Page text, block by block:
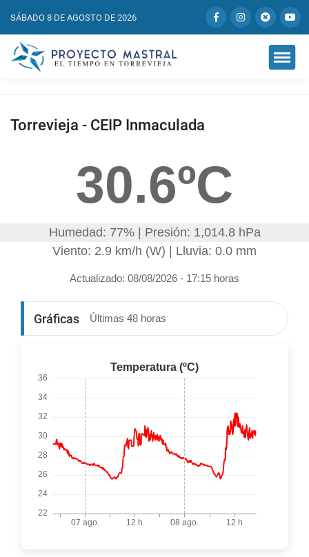
SÁBADO 8 DE AGOSTO DE 2026
Torrevieja - CEIP Inmaculada
30.6ºC
Humedad: 77% | Presión: 1,014.8 hPa
Viento: 2.9 km/h (W) | Lluvia: 0.0 mm
Actualizado: 08/08/2026 - 17:15 horas
Gráficas Últimas 48 horas